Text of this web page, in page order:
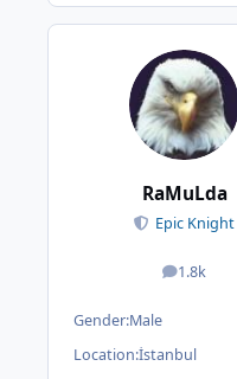
RaMuLda
Epic Knight
1.8k
posts
Gender:Male
Location:İstanbul